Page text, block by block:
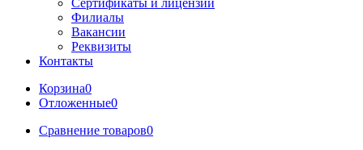
Сертификаты и лицензии
Филиалы
Вакансии
Реквизиты
Контакты
Корзина0
Отложенные0
Сравнение товаров0